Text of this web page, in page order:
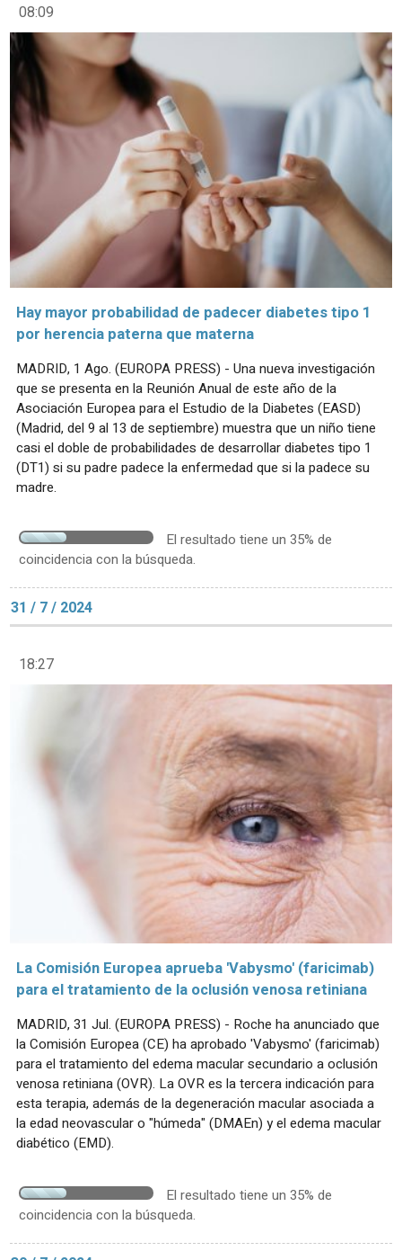
08:09
Hay mayor probabilidad de padecer diabetes tipo 1
por herencia paterna que materna
MADRID, 1 Ago. (EUROPA PRESS) - Una nueva investigación
que se presenta en la Reunión Anual de este año de la
Asociación Europea para el Estudio de la Diabetes (EASD)
(Madrid, del 9 al 13 de septiembre) muestra que un niño tiene
casi el doble de probabilidades de desarrollar diabetes tipo 1
(DT1) si su padre padece la enfermedad que si la padece su
madre.
El resultado tiene un 35% de
coincidencia con la búsqueda.
31 / 7 / 2024
18:27
La Comisión Europea aprueba 'Vabysmo' (faricimab)
para el tratamiento de la oclusión venosa retiniana
MADRID, 31 Jul. (EUROPA PRESS) - Roche ha anunciado que
la Comisión Europea (CE) ha aprobado 'Vabysmo' (faricimab)
para el tratamiento del edema macular secundario a oclusión
venosa retiniana (OVR). La OVR es la tercera indicación para
esta terapia, además de la degeneración macular asociada a
la edad neovascular o "húmeda" (DMAEn) y el edema macular
diabético (EMD).
El resultado tiene un 35% de
coincidencia con la búsqueda.